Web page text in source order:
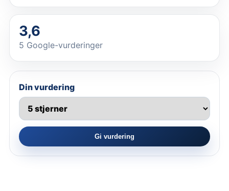
3,6
5 Google-vurderinger
Din vurdering
Gi vurdering